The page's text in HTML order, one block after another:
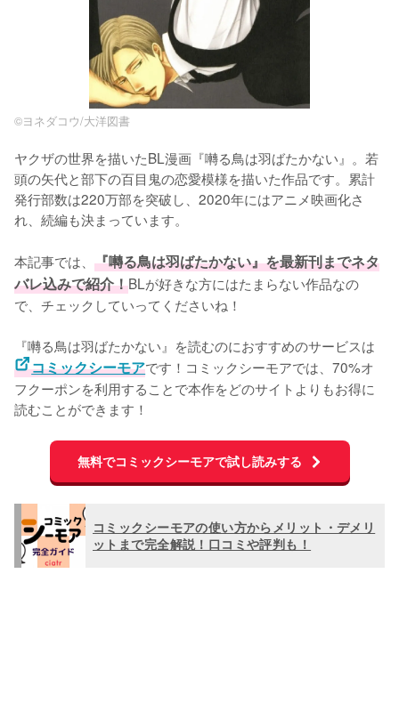
©ヨネダコウ/大洋図書
ヤクザの世界を描いたBL漫画『囀る鳥は羽ばたかない』。若
頭の矢代と部下の百目鬼の恋愛模様を描いた作品です。累計
発行部数は220万部を突破し、2020年にはアニメ映画化さ
れ、続編も決まっています。
本記事では、 『囀る鳥は羽ばたかない』を最新刊までネタ
バレ込みで紹介！BLが好きな方にはたまらない作品なの
で、チェックしていってくださいね！
『囀る鳥は羽ばたかない』を読むのにおすすめのサービスは
コミックシーモアです！コミックシーモアでは、70%オ
フクーポンを利用することで本作をどのサイトよりもお得に
読むことができます！
無料でコミックシーモアで試し読みする
コミックシーモアの使い方からメリット・デメリ
ットまで完全解説！口コミや評判も！